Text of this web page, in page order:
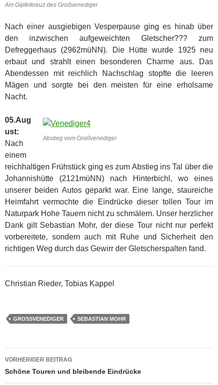
Am Gipfelkreuz des Großvenediger
Nach einer ausgiebigen Vesperpause ging es hinab über
den inzwischen aufgeweichten Gletscher??? zum
Defreggerhaus (2962müNN). Die Hütte wurde 1925 neu
erbaut und strahlt einen besonderen Charme aus. Das
Abendessen mit reichlich Nachschlag stopfte die leeren
Mägen und sorgte bei den meisten für eine erholsame
Nacht.
Abstieg vom Großvenediger
05.Aug
ust:
Nach
einem
reichhaltigen Frühstück ging es zum Abstieg ins Tal über die
Johannishütte (2121müNN) nach Hinterbichl, wo eines
unserer beiden Autos geparkt war. Eine lange, staureiche
Heimfahrt vermochte die Eindrücke dieser tollen Tour im
Naturpark Hohe Tauern nicht zu schmälern. Unser herzlicher
Dank gilt Sebastian Mohr, der diese Tour nicht nur perfekt
vorbereitete, sondern auch mit Ruhe und Sicherheit den
richtigen Weg durch das Gewirr der Gletscherspalten fand.
Christian Rieder, Tobias Kappel
GROSSVENEDIGER SEBASTIAN MOHR
Beitragsnavigation
VORHERIGER BEITRAG
Schöne Touren und bleibende Eindrücke